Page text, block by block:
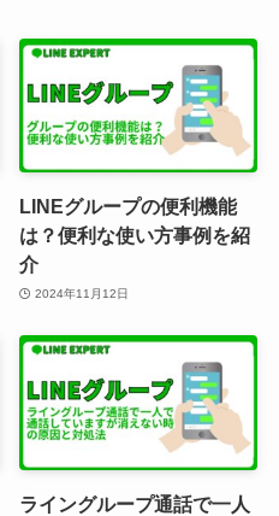
LINEグループの便利機能
は？便利な使い方事例を紹
介
2024年11月12日
ライングループ通話で一人